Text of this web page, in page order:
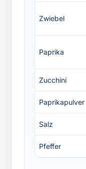
Zwiebel
Paprika
Zucchini
Paprikapulver
Salz
Pfeffer